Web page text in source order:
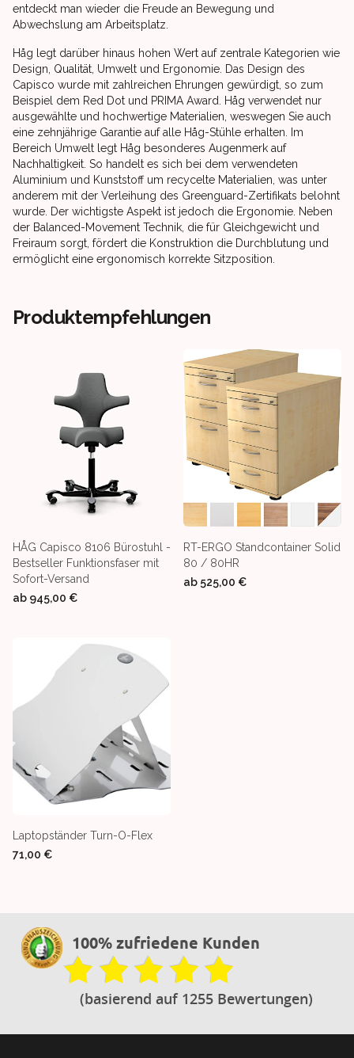
entdeckt man wieder die Freude an Bewegung und
Abwechslung am Arbeitsplatz.
Håg legt darüber hinaus hohen Wert auf zentrale Kategorien wie
Design, Qualität, Umwelt und Ergonomie. Das Design des
Capisco wurde mit zahlreichen Ehrungen gewürdigt, so zum
Beispiel dem Red Dot und PRIMA Award. Håg verwendet nur
ausgewählte und hochwertige Materialien, weswegen Sie auch
eine zehnjährige Garantie auf alle Håg-Stühle erhalten. Im
Bereich Umwelt legt Håg besonderes Augenmerk auf
Nachhaltigkeit. So handelt es sich bei dem verwendeten
Aluminium und Kunststoff um recycelte Materialien, was unter
anderem mit der Verleihung des Greenguard-Zertifikats belohnt
wurde. Der wichtigste Aspekt ist jedoch die Ergonomie. Neben
der Balanced-Movement Technik, die für Gleichgewicht und
Freiraum sorgt, fördert die Konstruktion die Durchblutung und
ermöglicht eine ergonomisch korrekte Sitzposition.
Produktempfehlungen
HÅG Capisco 8106 Bürostuhl -
Bestseller Funktionsfaser mit
Sofort-Versand
ab 945,00 €
RT-ERGO Standcontainer Solid
80 / 80HR
ab 525,00 €
Laptopständer Turn-O-Flex
71,00 €
100% zufriedene Kunden
(basierend auf 1255 Bewertungen)